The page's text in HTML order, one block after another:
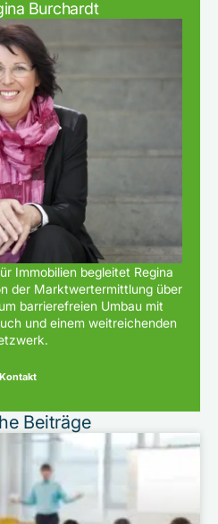
Burchardt
Immobilien begleitet Regina
der Marktwertermittlung über
barrierefreien Umbau mit
und einem weitreichenden
Kontakt
Beiträge